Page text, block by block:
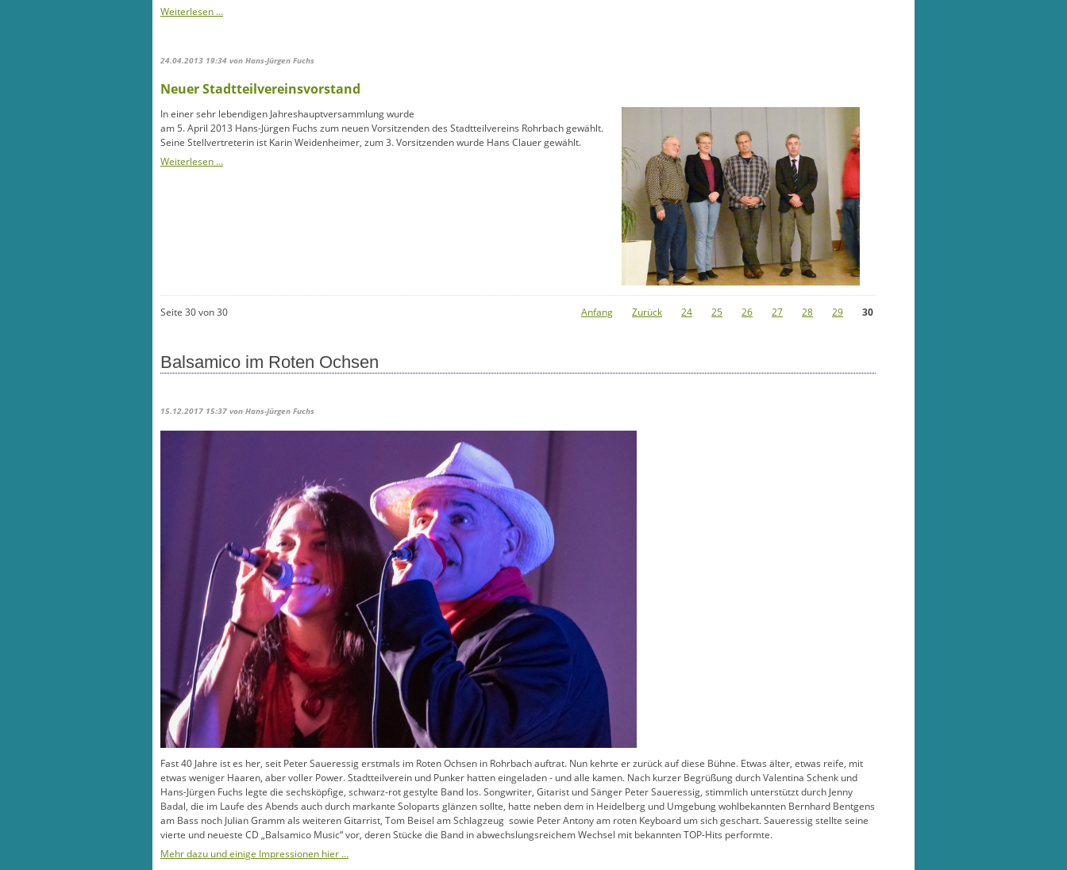
Weiterlesen …B
24.04.2013 19:34 von Hans-Jürgen Fuchs
Neuer Stadtteilvereinsvorstand
In einer sehr lebendigen Jahreshauptversammlung wurde
am 5. April 2013 Hans-Jürgen Fuchs zum neuen Vorsitzenden des Stadtteilvereins Rohrbach gewählt.
Seine Stellvertreterin ist Karin Weidenheimer, zum 3. Vorsitzenden wurde Hans Clauer gewählt.
Weiterlesen …Neuer
Seite 30 von 30 Anfang Zurück 24 25 26 27 28 29 30
Balsamico im Roten Ochsen
15.12.2017 15:37 von Hans-Jürgen Fuchs
Fast 40 Jahre ist es her, seit Peter Saueressig erstmals im Roten Ochsen in Rohrbach auftrat. Nun kehrte er zurück auf diese Bühne. Etwas älter, etwas reife, mit
etwas weniger Haaren, aber voller Power. Stadtteilverein und Punker hatten eingeladen - und alle kamen. Nach kurzer Begrüßung durch Valentina Schenk und
Hans-Jürgen Fuchs legte die sechsköpfige, schwarz-rot gestylte Band los. Songwriter, Gitarist und Sänger Peter Saueressig, stimmlich unterstützt durch Jenny
Badal, die im Laufe des Abends auch durch markante Soloparts glänzen sollte, hatte neben dem in Heidelberg und Umgebung wohlbekannten Bernhard Bentgens
am Bass noch Julian Gramm als weiteren Gitarrist, Tom Beisel am Schlagzeug sowie Peter Antony am roten Keyboard um sich geschart. Saueressig stellte seine
vierte und neueste CD „Balsamico Music“ vor, deren Stücke die Band in abwechslungsreichem Wechsel mit bekannten TOP-Hits performte.
Mehr dazu und einige Impressionen hier …